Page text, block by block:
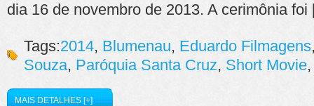
dia 16 de novembro de 2013. A cerimônia
Tags:2014, Blumenau, Eduardo Filmagens
Souza, Paróquia Santa Cruz, Short Movie
MAIS DETALHES [+]